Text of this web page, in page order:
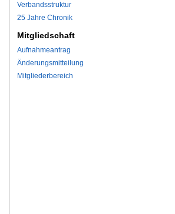
Verbandsstruktur
25 Jahre Chronik
Mitgliedschaft
Aufnahmeantrag
Änderungsmitteilung
Mitgliederbereich